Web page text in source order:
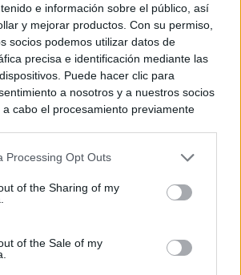
e información sobre el público, así
y mejorar productos. Con su permiso,
socios podemos utilizar datos de
precisa e identificación mediante las
Puede hacer clic para
a nosotros y a nuestros socios
cabo el procesamiento previamente
Tenga en cuenta que algún
pero usted tiene el derecho de
Sus preferencias se aplicarán
entrando de nuevo en este sitio web o
de privacidad.
Processing Opt Outs
of the Sharing of my
of the Sale of my